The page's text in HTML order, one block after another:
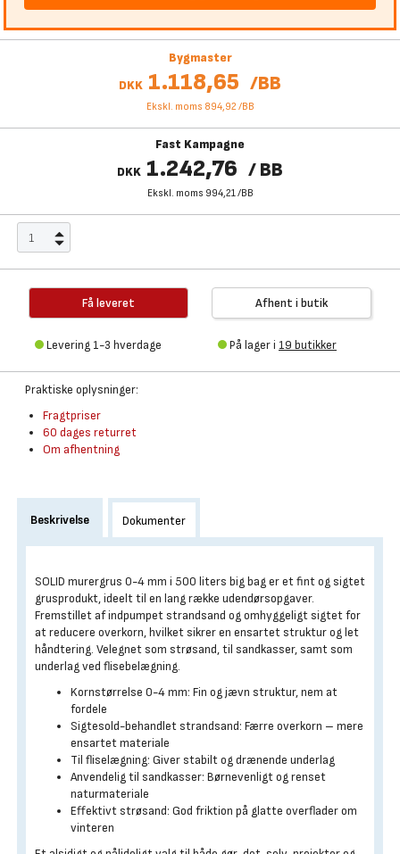
Bygmaster
DKK 1.118,65 /BB
Ekskl. moms 894,92 /BB
Fast Kampagne
DKK 1.242,76 /BB
Ekskl. moms 994,21/BB
Få leveret
Levering 1-3 hverdage
Afhent i butik
På lager i 19 butikker
Praktiske oplysninger:
Fragtpriser
60 dages returret
Om afhentning
Beskrivelse Dokumenter
SOLID murergrus 0-4 mm i 500 liters big bag er et fint og sigtet
grusprodukt, ideelt til en lang række udendørsopgaver.
Fremstillet af indpumpet strandsand og omhyggeligt sigtet for
at reducere overkorn, hvilket sikrer en ensartet struktur og let
håndtering. Velegnet som strøsand, til sandkasser, samt som
underlag ved flisebelægning.
Kornstørrelse 0-4 mm: Fin og jævn struktur, nem at
fordele
Sigtesold-behandlet strandsand: Færre overkorn – mere
ensartet materiale
Til fliselægning: Giver stabilt og drænende underlag
Anvendelig til sandkasser: Børnevenligt og renset
naturmateriale
Effektivt strøsand: God friktion på glatte overflader om
vinteren